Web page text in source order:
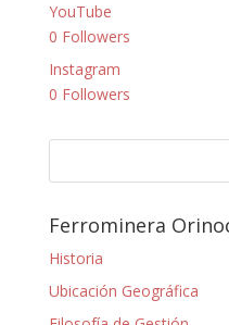
YouTube
0 Followers
Instagram
0 Followers
Ferrominera
Historia
Ubicación Geográfica